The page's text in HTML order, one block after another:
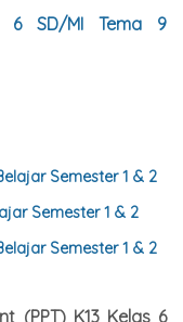
6 SD/MI Tema 9
Semester 1 & 2
Semester 1 & 2
Semester 1 & 2
(PPT) K13 Kelas 6